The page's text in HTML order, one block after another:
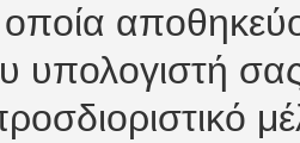
οποία
υπολογιστή